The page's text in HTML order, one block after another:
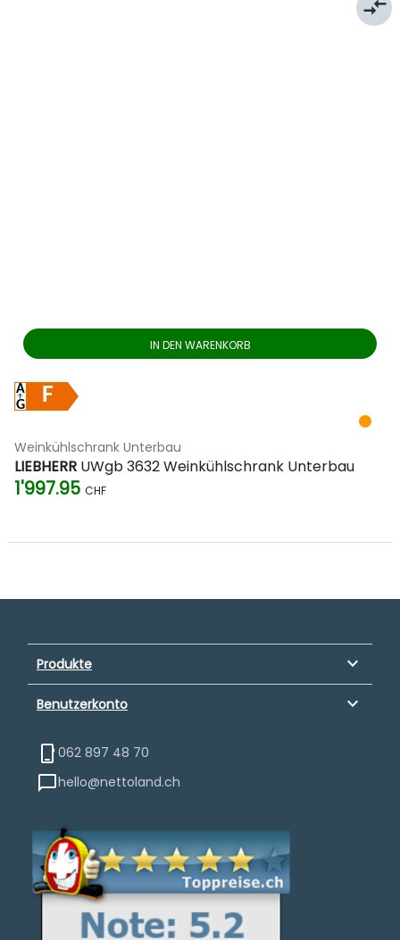
IN DEN WARENKORB
F
Weinkühlschrank Unterbau
LIEBHERR UWgb 3632 Weinkühlschrank Unterbau
1'997.95 CHF
compare_arrows
Produkte keyboard_arrow_down
Benutzerkonto keyboard_arrow_down
062 897 48 70
hello@nettoland.ch